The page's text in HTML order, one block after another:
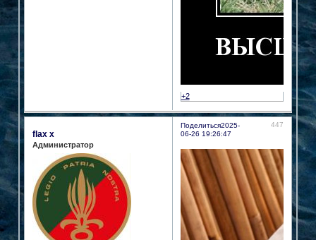
+2
Поделиться 447
2025-
06-26 19:26:47
flax x
Администратор